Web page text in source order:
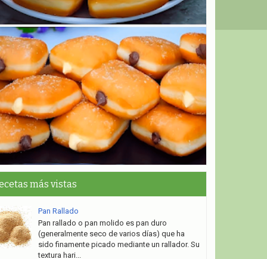
más vistas
Pan Rallado
Pan rallado o pan molido es pan duro
(generalmente seco de varios días) que ha
sido finamente picado mediante un rallador. Su
textura hari...